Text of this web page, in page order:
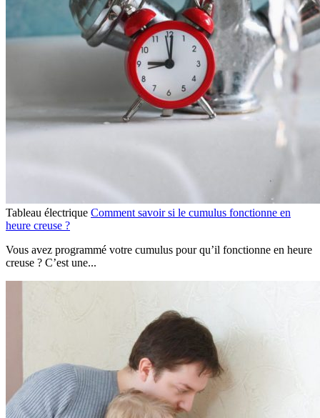
Tableau électrique Comment savoir si le cumulus fonctionne en
heure creuse ?
Vous avez programmé votre cumulus pour qu’il fonctionne en heure
creuse ? C’est une...